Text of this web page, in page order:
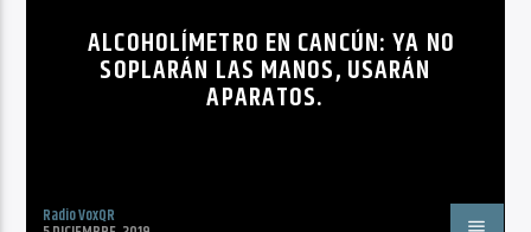
ALCOHOLÍMETRO EN CANCÚN: YA NO
SOPLARÁN LAS MANOS, USARÁN
APARATOS.
Radio VoxQR